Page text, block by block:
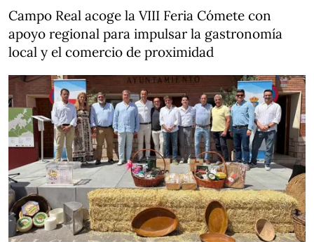
Campo Real acoge la VIII Feria Cómete con
apoyo regional para impulsar la gastronomía
local y el comercio de proximidad